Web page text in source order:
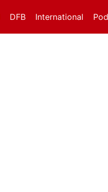
DFB International